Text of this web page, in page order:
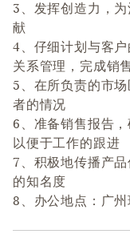
3、发挥创造力，
献
4、仔细计划与客
关系管理，完成销
5、在所负责的市
者的情况
6、准备销售报告
以便于工作的跟进
7、积极地传播产
的知名度
8、办公地点：广